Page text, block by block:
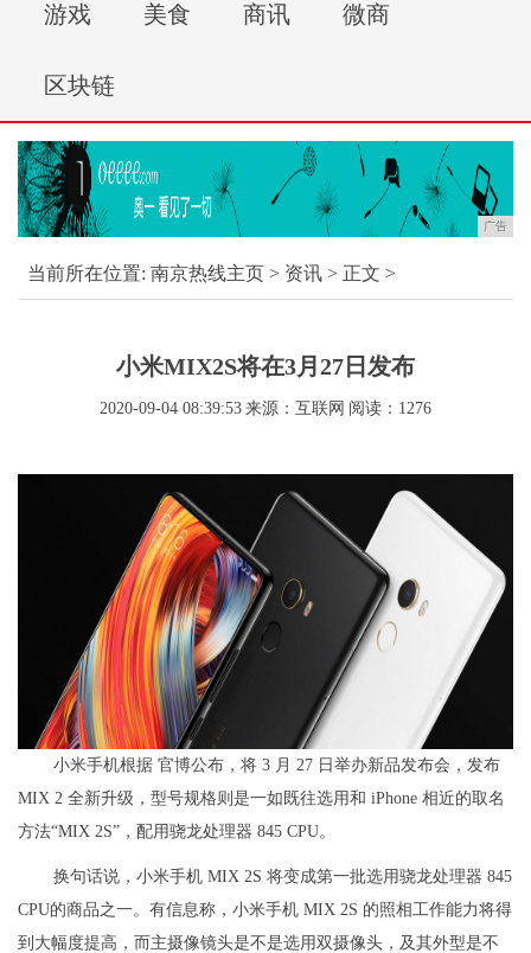
游戏 美食 商讯 微商
区块链
广告
当前所在位置: 南京热线主页 > 资讯 > 正文 >
小米MIX2S将在3月27日发布
2020-09-04 08:39:53 来源：互联网 阅读：1276
小米手机根据 官博公布，将 3 月 27 日举办新品发布会，发布
MIX 2 全新升级，型号规格则是一如既往选用和 iPhone 相近的取名
方法“MIX 2S”，配用骁龙处理器 845 CPU。
换句话说，小米手机 MIX 2S 将变成第一批选用骁龙处理器 845
CPU的商品之一。有信息称，小米手机 MIX 2S 的照相工作能力将得
到大幅度提高，而主摄像镜头是不是选用双摄像头，及其外型是不